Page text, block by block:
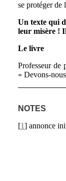
se protéger de
Un texte qui
leur misère !
Le livre
Professeur de
« Devons-
NOTES
[1] annonce